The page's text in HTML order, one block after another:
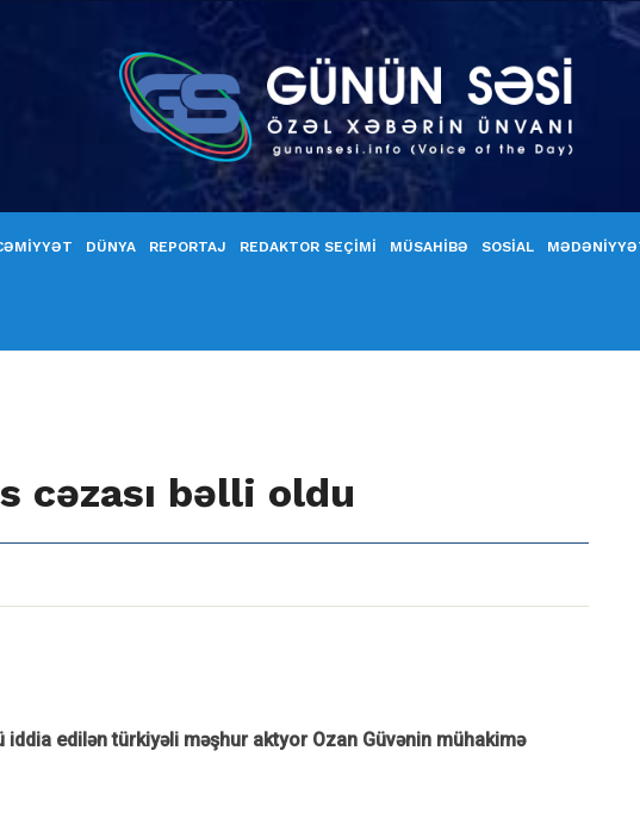
DÜNYA REPORTAJ REDAKTOR SEÇİMİ MÜSAHİBƏ SOSİAL
cəzası bəlli oldu
edilən türkiyəli məşhur aktyor Ozan Güvənin mühakimə